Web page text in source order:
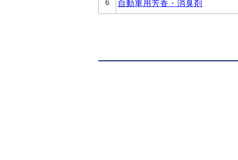
6 自動車用芳香・消臭剤